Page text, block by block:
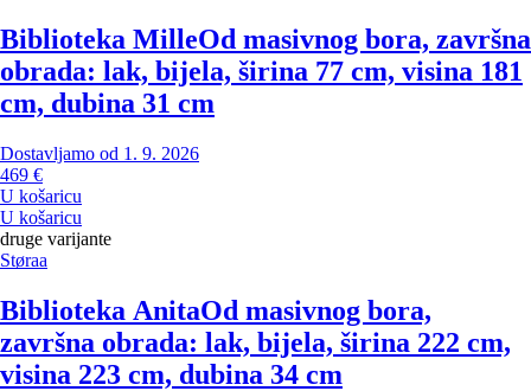
Biblioteka MilleOd masivnog bora, završna
obrada: lak, bijela, širina 77 cm, visina 181
cm, dubina 31 cm
Dostavljamo od 1. 9. 2026
469 €
U košaricu
U košaricu
druge varijante
Støraa
Biblioteka AnitaOd masivnog bora,
završna obrada: lak, bijela, širina 222 cm,
visina 223 cm, dubina 34 cm